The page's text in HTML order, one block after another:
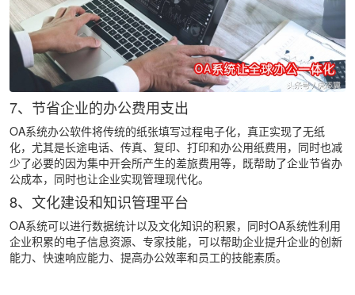
7、节省企业的办公费用支出
OA系统办公软件将传统的纸张填写过程电子化，真正实现了无纸
化，尤其是长途电话、传真、复印、打印和办公用纸费用，同时也减
少了必要的因为集中开会所产生的差旅费用等，既帮助了企业节省办
公成本，同时也让企业实现管理现代化。
8、文化建设和知识管理平台
OA系统可以进行数据统计以及文化知识的积累，同时OA系统性利用
企业积累的电子信息资源、专家技能，可以帮助企业提升企业的创新
能力、快速响应能力、提高办公效率和员工的技能素质。